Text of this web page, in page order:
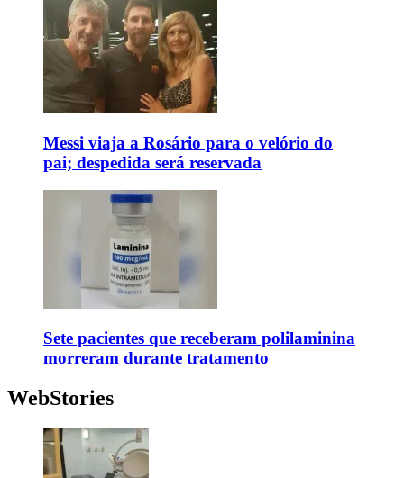
Messi viaja a Rosário para o velório do
pai; despedida será reservada
Sete pacientes que receberam polilaminina
morreram durante tratamento
WebStories